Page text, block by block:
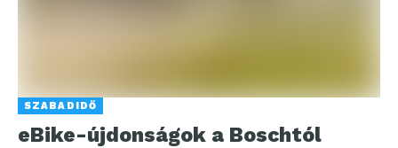
SZABADIDŐ
eBike-újdonságok a Boschtól